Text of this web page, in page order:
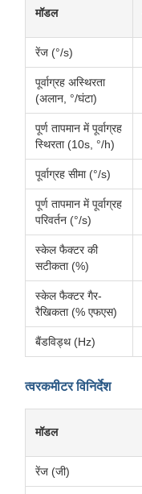
मॉडल
रेंज (°/s)
पूर्वाग्रह अस्थिरता
(अलान, °/घंटा)
पूर्ण तापमान में पूर्वाग्रह
स्थिरता (10s, °/h)
पूर्वाग्रह सीमा (°/s)
पूर्ण तापमान में पूर्वाग्रह
परिवर्तन (°/s)
स्केल फैक्टर की
सटीकता (%)
स्केल फैक्टर गैर-
रैखिकता (% एफएस)
बैंडविड्थ (Hz)
त्वरकमीटर विनिर्देश
मॉडल
रेंज (जी)